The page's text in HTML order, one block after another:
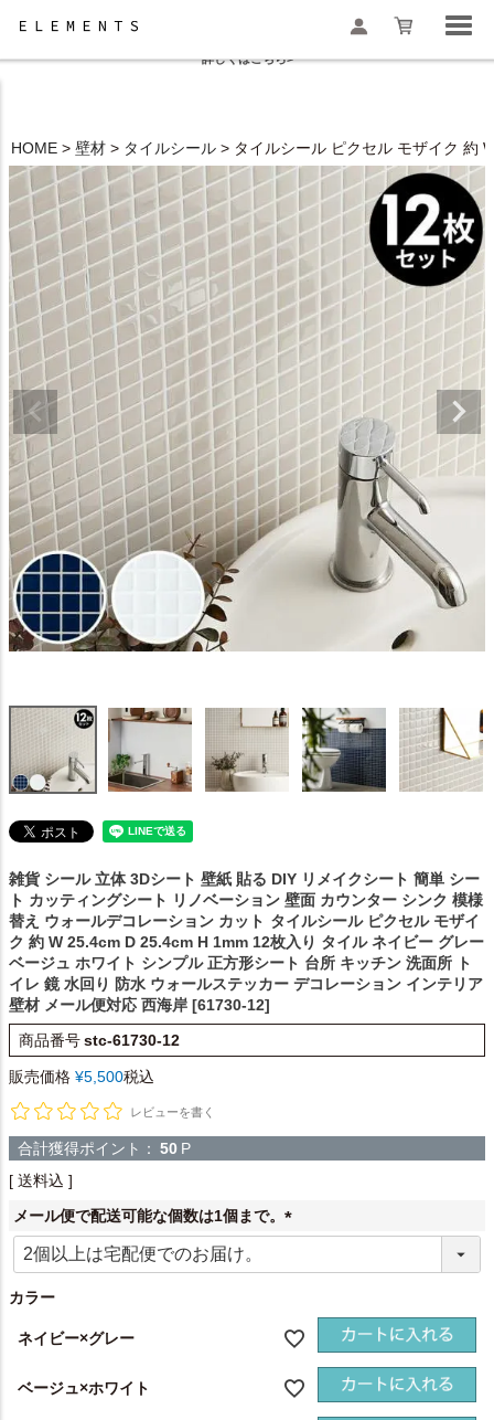
検索
夏季休業と一部地域配送遅延のお知らせ
詳しくはこちら>
HOME 壁材 タイルシール タイルシール ピクセル モザイク 約
雑貨 シール 立体 3Dシート 壁紙 貼る DIY リメイクシート 簡単 シー
ト カッティングシート リノベーション 壁面 カウンター シンク 模様
替え ウォールデコレーション カット タイルシール ピクセル モザイ
ク 約 W 25.4cm D 25.4cm H 1mm 12枚入り タイル ネイビー グレー
ベージュ ホワイト シンプル 正方形シート 台所 キッチン 洗面所 ト
イレ 鏡 水回り 防水 ウォールステッカー デコレーション インテリア
壁材 メール便対応 西海岸 [61730-12]
商品番号stc-61730-12
販売価格 ¥5,500税込
レビューを書く
合計獲得ポイント： 50 P
送料込
メール便で配送可能な個数は1個まで。
(
カラー
ネイビー×グレー
ベージュ×ホワイト